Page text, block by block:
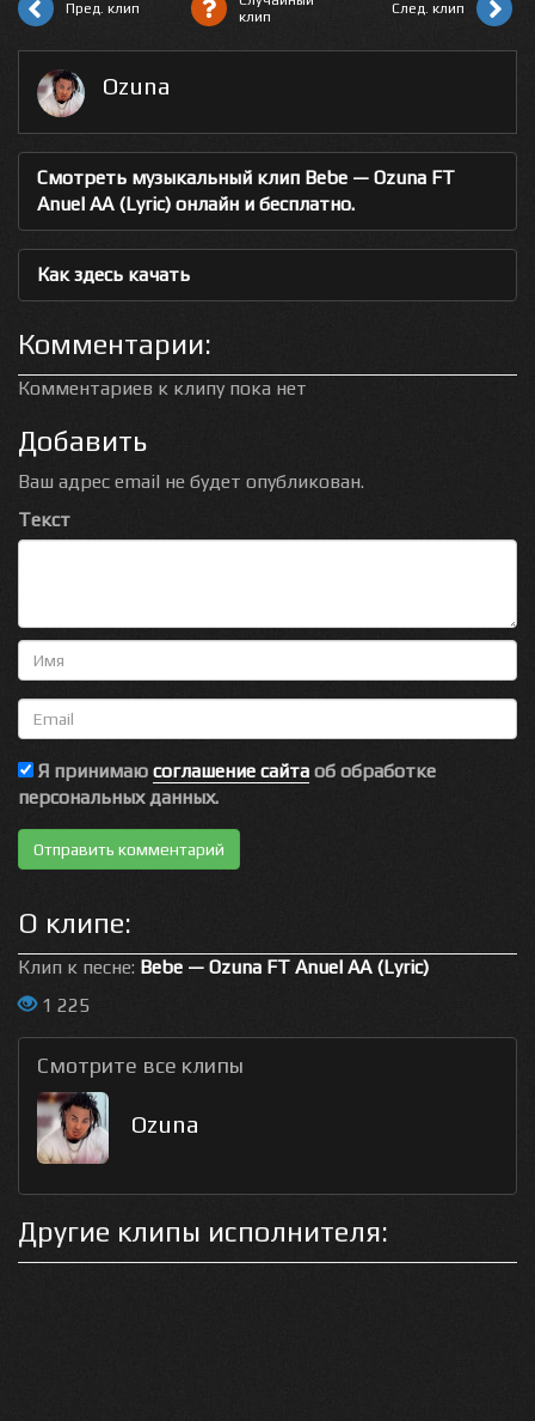
Пред. клип
клип
След. клип
Ozuna
Смотреть музыкальный клип Bebe — Ozuna FT
Anuel AA (Lyric) онлайн и бесплатно.
Как здесь качать
Комментарии:
Комментариев к клипу пока нет
Добавить
Ваш адрес email не будет опубликован.
Текст
Имя
Email
Я принимаю соглашение сайта об обработке
персональных данных.
О клипе:
Клип к песне: Bebe — Ozuna FT Anuel AA (Lyric)
1 225
Смотрите все клипы
Ozuna
Другие клипы исполнителя: